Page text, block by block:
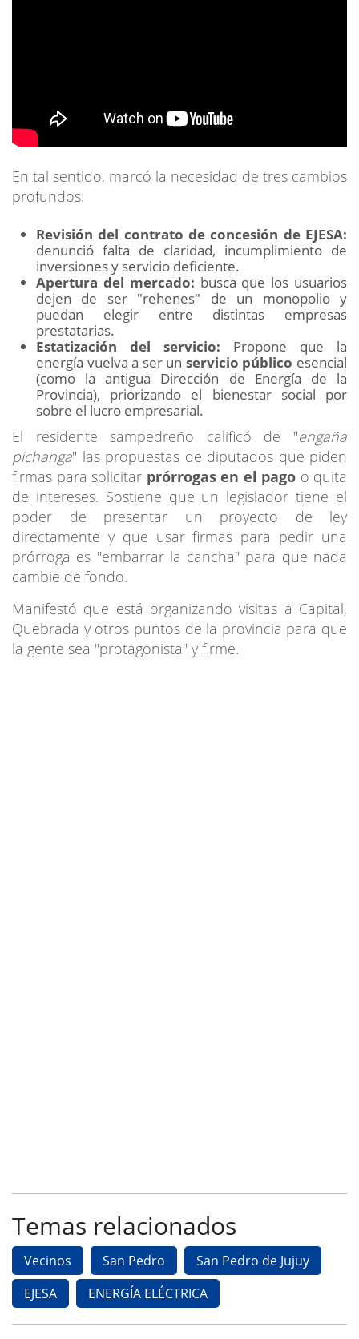
En tal sentido, marcó la necesidad de tres cambios
profundos:
Revisión del contrato de concesión de EJESA:
denunció falta de claridad, incumplimiento de
inversiones y servicio deficiente.
Apertura del mercado: busca que los usuarios
dejen de ser "rehenes" de un monopolio y
puedan elegir entre distintas empresas
prestatarias.
Estatización del servicio: Propone que la
energía vuelva a ser un servicio público esencial
(como la antigua Dirección de Energía de la
Provincia), priorizando el bienestar social por
sobre el lucro empresarial.
El residente sampedreño calificó de "engaña
pichanga" las propuestas de diputados que piden
firmas para solicitar prórrogas en el pago o quita
de intereses. Sostiene que un legislador tiene el
poder de presentar un proyecto de ley
directamente y que usar firmas para pedir una
prórroga es "embarrar la cancha" para que nada
cambie de fondo.
Manifestó que está organizando visitas a Capital,
Quebrada y otros puntos de la provincia para que
la gente sea "protagonista" y firme.
Temas relacionados
Vecinos San Pedro
San Pedro de Jujuy
EJESA
ENERGÍA ELÉCTRICA